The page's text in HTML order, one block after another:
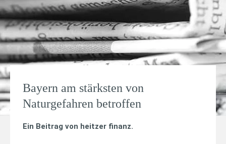
Bayern am stärksten von
Naturgefahren betroffen
Ein Beitrag von heitzer finanz.